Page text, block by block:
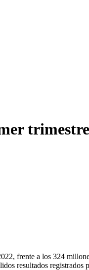
trimestre
frente a los 324
resultados registrados